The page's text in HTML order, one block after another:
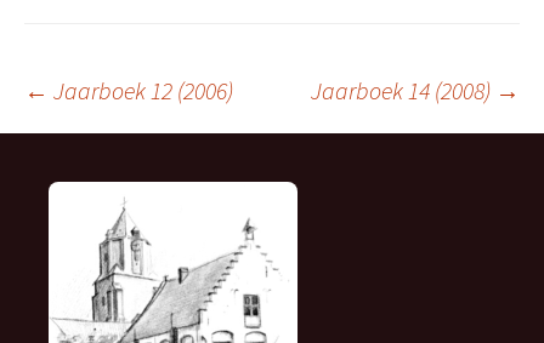
Berichtnavigatie
← Jaarboek 12 (2006) Jaarboek 14 (2008) →